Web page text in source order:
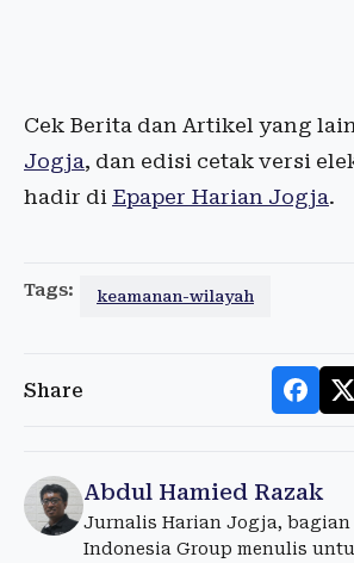
Cek Berita dan Artikel yang
Jogja, dan edisi cetak versi
hadir di Epaper Harian Jogja.
Tags: keamanan-wilayah
Share
Abdul Hamied Razak
Jurnalis Harian Jogja, bagian
Indonesia Group menulis